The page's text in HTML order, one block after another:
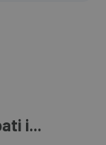
i...